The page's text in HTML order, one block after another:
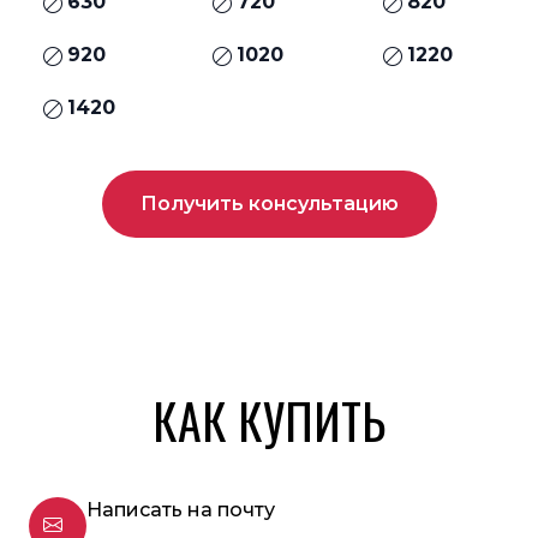
920 1020 1220
1420
Получить консультацию
КАК КУПИТЬ
Написать на почту